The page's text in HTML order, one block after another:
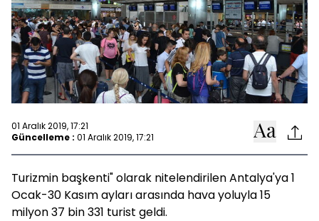
01 Aralık 2019, 17:21
Güncelleme : 01 Aralık 2019, 17:21
Turizmin başkenti" olarak nitelendirilen Antalya'ya 1
Ocak-30 Kasım ayları arasında hava yoluyla 15
milyon 37 bin 331 turist geldi.